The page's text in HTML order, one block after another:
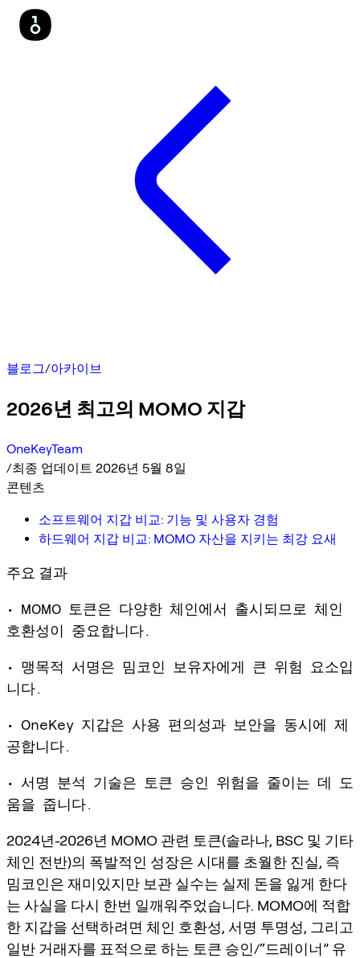
블로그/아카이브
2026년 최고의 MOMO 지갑
OneKeyTeam
/최종 업데이트 2026년 5월 8일
콘텐츠
소프트웨어 지갑 비교: 기능 및 사용자 경험
하드웨어 지갑 비교: MOMO 자산을 지키는 최강 요새
주요 결과
• MOMO 토큰은 다양한 체인에서 출시되므로 체인
호환성이 중요합니다.
• 맹목적 서명은 밈코인 보유자에게 큰 위험 요소입
니다.
• OneKey 지갑은 사용 편의성과 보안을 동시에 제
공합니다.
• 서명 분석 기술은 토큰 승인 위험을 줄이는 데 도
움을 줍니다.
2024년-2026년 MOMO 관련 토큰(솔라나, BSC 및 기타
체인 전반)의 폭발적인 성장은 시대를 초월한 진실, 즉
밈코인은 재미있지만 보관 실수는 실제 돈을 잃게 한다
는 사실을 다시 한번 일깨워주었습니다. MOMO에 적합
한 지갑을 선택하려면 체인 호환성, 서명 투명성, 그리고
일반 거래자를 표적으로 하는 토큰 승인/“드레이너” 유